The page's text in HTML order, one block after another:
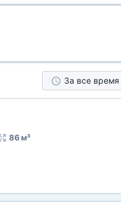
За все время
86 м³